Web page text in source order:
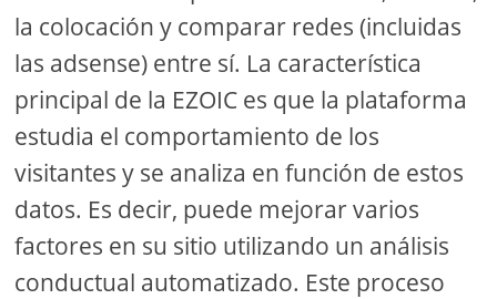
la colocación y comparar redes (incluidas
las adsense) entre sí. La característica
principal de la EZOIC es que la plataforma
estudia el comportamiento de los
visitantes y se analiza en función de estos
datos. Es decir, puede mejorar varios
factores en su sitio utilizando un análisis
conductual automatizado. Este proceso